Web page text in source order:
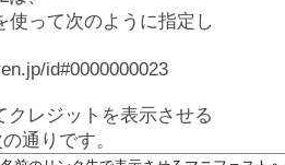
使って次のように指定し
id#0000000023
クレジットを表示させる
通りです。